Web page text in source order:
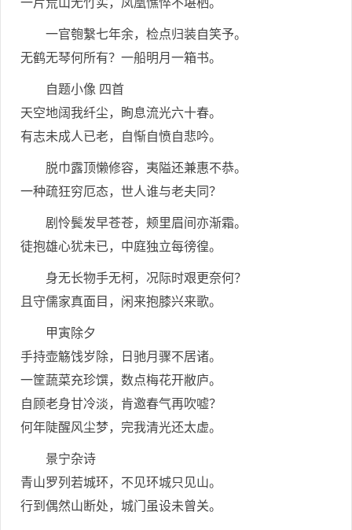
一片荒山无竹实，凤凰憔悴不堪栖。
一官匏繫七年余，检点归装自笑予。
无鹤无琴何所有？一船明月一箱书。
自题小像 四首
天空地阔我纤尘，眴息流光六十春。
有志未成人已老，自惭自愤自悲吟。
脱巾露顶懒修容，夷隘还兼惠不恭。
一种疏狂穷厄态，世人谁与老夫同？
剧怜鬓发早苍苍，颊里眉间亦渐霜。
徒抱雄心犹未已，中庭独立每徬徨。
身无长物手无柯，况际时艰更奈何？
且守儒家真面目，闲来抱膝兴来歌。
甲寅除夕
手持壶觞饯岁除，日驰月骤不居诸。
一筐蔬菜充珍馔，数点梅花开敝庐。
自顾老身甘冷淡，肯邀春气再吹嘘？
何年陡醒风尘梦，完我清光还太虚。
景宁杂诗
青山罗列若城环，不见环城只见山。
行到偶然山断处，城门虽设未曾关。